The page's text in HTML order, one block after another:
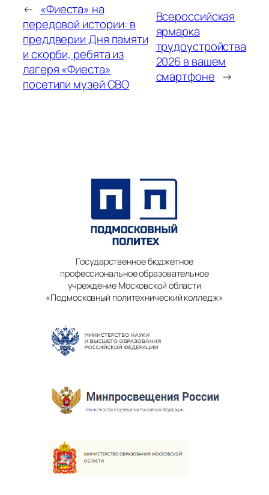
← «Фиеста» на
передовой истории: в
преддверии Дня памяти
и скорби, ребята из
лагеря «Фиеста»
посетили музей СВО
Всероссийская
ярмарка
трудоустройства
2026 в вашем
смартфоне →
Государственное бюджетное
профессиональное образовательное
учреждение Московской области
«Подмосковный политехнический колледж»